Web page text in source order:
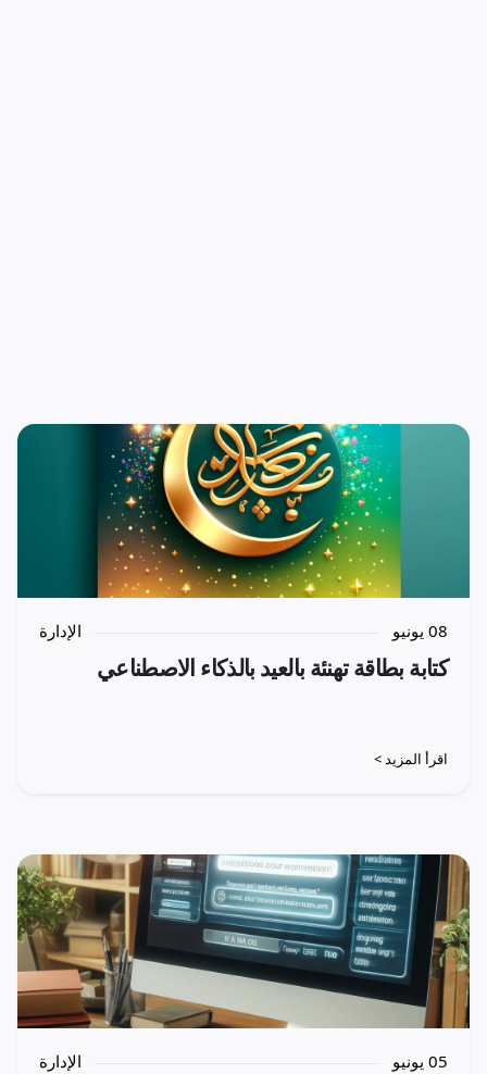
08 يونيو الإدارة
كتابة بطاقة تهنئة بالعيد بالذكاء الاصطناعي
اقرأ المزيد >
05 يونيو الإدارة